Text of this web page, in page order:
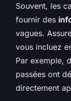
Souvent, les
fournir des
vagues.
vous incluez
Par exemple,
passées ont
directement